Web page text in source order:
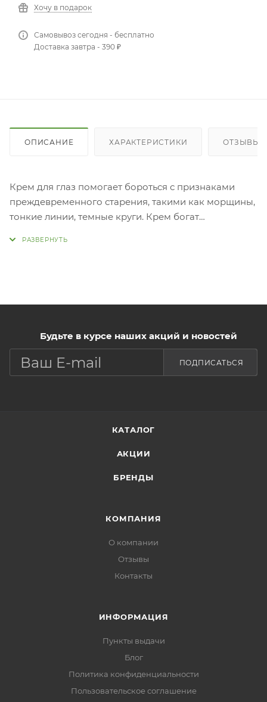
Хочу в подарок
Самовывоз сегодня - бесплатно
Доставка завтра - 390 ₽
ОПИСАНИЕ ХАРАКТЕРИСТИКИ ОТЗЫВЫ
Крем для глаз помогает бороться с признаками
преждевременного старения, такими как морщины,
тонкие линии, темные круги. Крем богат
шариковым аппликатором.
Будьте в курсе наших акций и новостей
ПОДПИСАТЬСЯ
КАТАЛОГ
АКЦИИ
БРЕНДЫ
КОМПАНИЯ
О компании
Отзывы
Контакты
ИНФОРМАЦИЯ
Пункты выдачи
Блог
Политика конфиденциальности
Пользовательское соглашение